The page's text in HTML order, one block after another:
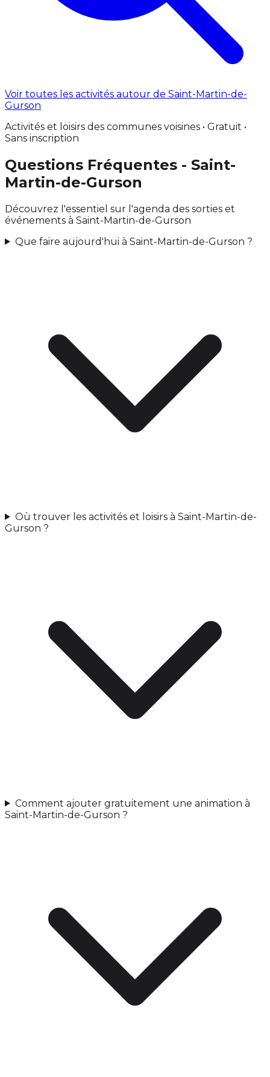
Voir toutes les activités autour de Saint-Martin-de-
Gurson
Activités et loisirs des communes voisines • Gratuit •
Sans inscription
Questions Fréquentes - Saint-
Martin-de-Gurson
Découvrez l'essentiel sur l'agenda des sorties et
événements à Saint-Martin-de-Gurson
Que faire aujourd'hui à Saint-Martin-de-Gurson ?
Où trouver les activités et loisirs à Saint-Martin-de-
Gurson ?
Comment ajouter gratuitement une animation à
Saint-Martin-de-Gurson ?